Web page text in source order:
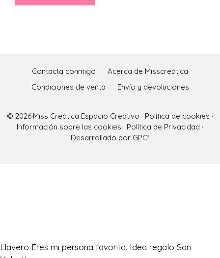
Contacta conmigo
Acerca de Misscreática
Condiciones de venta
Envío y devoluciones
© 2026·Miss Creática Espacio Creativo · Política de cookies ·
Información sobre las cookies · Política de Privacidad ·
Desarrollado por GPC*
Llavero Eres mi persona favorita. Idea regalo San